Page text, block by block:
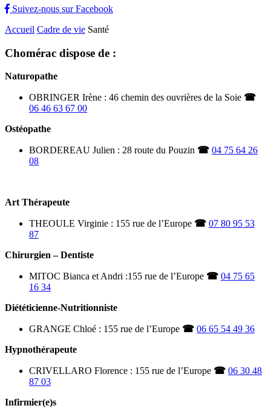
Suivez-nous sur Facebook
Accueil Cadre de vie Santé
Chomérac dispose de :
Naturopathe
OBRINGER Irène : 46 chemin des ouvrières de la Soie ☎
06 46 63 67 00
Ostéopathe
BORDEREAU Julien : 28 route du Pouzin ☎ 04 75 64 26
08
Art Thérapeute
THEOULE Virginie : 155 rue de l’Europe ☎ 07 80 95 53
87
Chirurgien – Dentiste
MITOC Bianca et Andri :155 rue de l’Europe ☎ 04 75 65
16 34
Diététicienne-Nutritionniste
GRANGE Chloé : 155 rue de l’Europe ☎ 06 65 54 49 36
Hypnothérapeute
CRIVELLARO Florence : 155 rue de l’Europe ☎ 06 30 48
87 03
Infirmier(e)s